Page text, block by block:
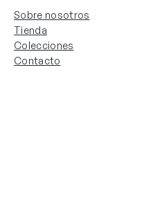
Sobre nosotros
Tienda
Colecciones
Contacto